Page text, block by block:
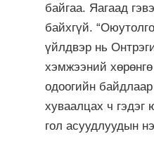
байгаа. Яагаад
байхгүй.
үйлдвэр нь
хэмжээний
одоогийн
хуваалцах ч гэдэг
гол асуудлуудын